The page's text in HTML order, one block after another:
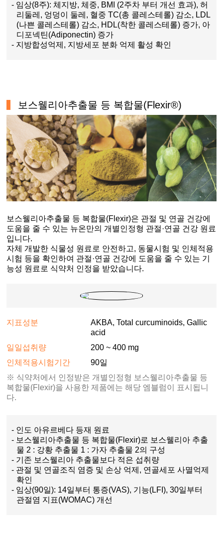
- 임상(8주): 체지방, 체중, BMI (2주차 부터 개선 효과), 허
리둘레, 엉덩이 둘레, 혈중 TC(총 콜레스테롤) 감소, LDL
(나쁜 콜레스테롤) 감소, HDL(착한 콜레스테롤) 증가, 아
디포넥틴(Adiponectin) 증가
- 지방합성억제, 지방세포 분화 억제 활성 확인
보스웰리아추출물 등 복합물(Flexir®)
보스웰리아추출물 등 복합물(Flexir)은 관절 및 연골 건강에
도움을 줄 수 있는 뉴온만의 개별인정형 관절·연골 건강 원료
입니다.
자체 개발한 식물성 원료로 안전하고, 동물시험 및 인체적용
시험 등을 확인하여 관절·연골 건강에 도움을 줄 수 있는 기
능성 원료로 식약처 인정을 받았습니다.
지표성분
AKBA, Total curcuminoids, Gallic
acid
일일섭취량
200 ~ 400 mg
인체적용시험기간
90일
※ 식약처에서 인정받은 개별인정형 보스웰리아추출물 등
복합물(Flexir)을 사용한 제품에는 해당 엠블럼이 표시됩니
다.
- 인도 아유르베다 등재 원료
- 보스웰리아추출물 등 복합물(Flexir)로 보스웰리아 추출
물 2 : 강황 추출물 1 : 가자 추출물 2의 구성
- 기존 보스웰리아 추출물보다 적은 섭취량
- 관절 및 연골조직 염증 및 손상 억제, 연골세포 사멸억제
확인
- 임상(90일): 14일부터 통증(VAS), 기능(LFI), 30일부터
관절염 지표(WOMAC) 개선